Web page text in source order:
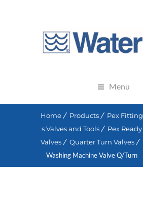
Menu
Home Products
Pex Fitting
s Valves and Tools
Pex Ready
Valves
Quarter Turn Valves
Washing Machine Valve Q/Turn